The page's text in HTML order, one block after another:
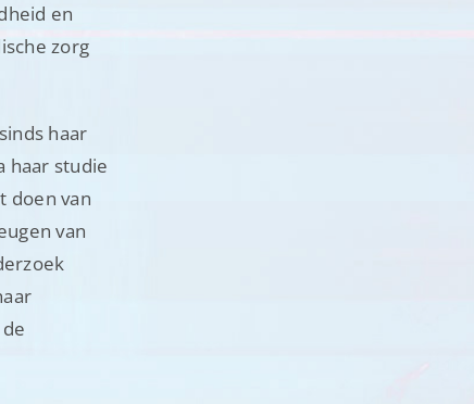
en
zorg
haar
haar studie
doen van
van